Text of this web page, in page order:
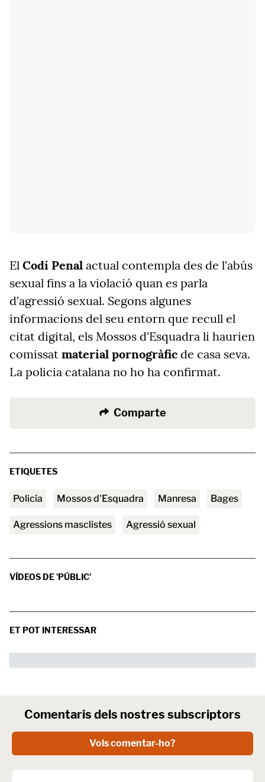
El Codi Penal actual contempla des de l'abús
sexual fins a la violació quan es parla
d'agressió sexual. Segons algunes
informacions del seu entorn que recull el
citat digital, els Mossos d'Esquadra li haurien
comissat material pornogràfic de casa seva.
La policia catalana no ho ha confirmat.
Comparte
ETIQUETES
policía Mossos d'Esquadra Manresa Bages
agressions masclistes agressió sexual
VÍDEOS DE 'PÚBLIC'
ET POT INTERESSAR
Comentaris dels nostres subscriptors
Vols comentar-ho?